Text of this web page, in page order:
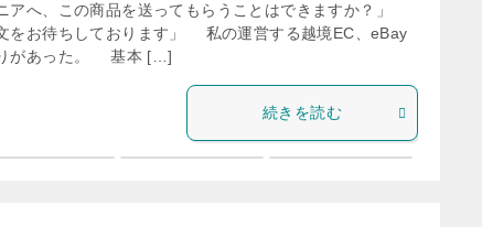
アへ、この商品を送ってもらうことはできますか？」
をお待ちしております」 私の運営する越境EC、eBay
りがあった。 基本 […]
続きを読む